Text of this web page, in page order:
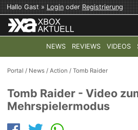
Hallo Gast »LoginoderRegistrierung
NEWS REVIEWS VIDEOS
TOP-THEMEN: COD: MODERN
Portal / News /Action /Tomb Raider
Tomb Raider - Video
Mehrspielermodus